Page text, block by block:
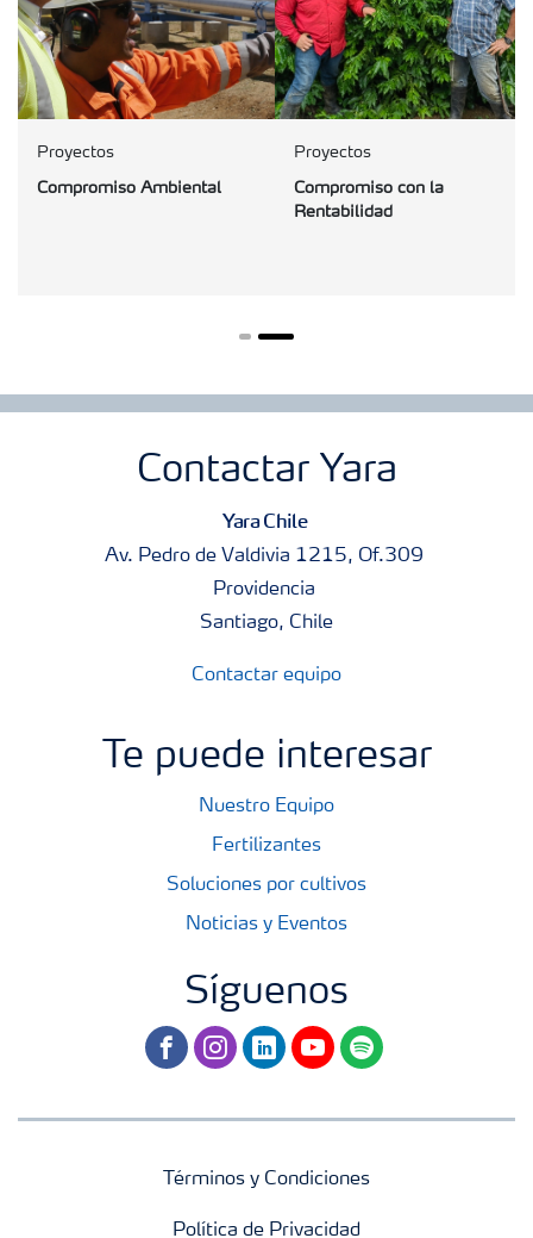
Proyectos
Compromiso Ambiental
Proyectos
Compromiso con la
Rentabilidad
Contactar Yara
Yara Chile
Av. Pedro de Valdivia 1215, Of.309
Providencia
Santiago, Chile
Contactar equipo
Te puede interesar
Nuestro Equipo
Fertilizantes
Soluciones por cultivos
Noticias y Eventos
Síguenos
facebookinstagram
linkedinyoutubespotify
Términos y Condiciones
Política de Privacidad